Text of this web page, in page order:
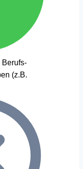
Berufs-
(z.B.